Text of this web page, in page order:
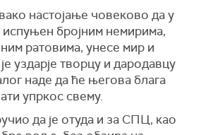
настојање човеково да у
испуњен бројним немирима,
ратовима, унесе мир и
уздарје творцу и дародавцу
наде да ће његова блага
упркос свему.
да је отуда и за СПЦ, као